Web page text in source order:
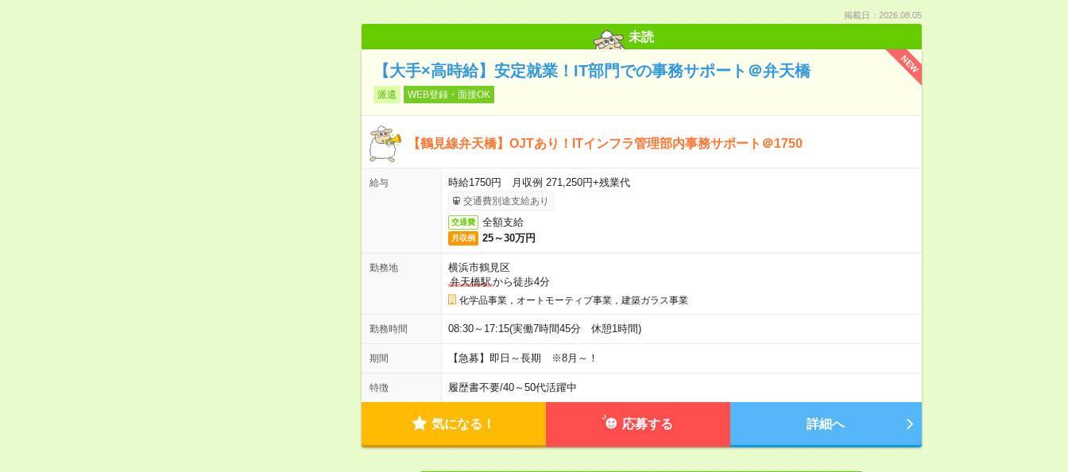
掲載日：2026.08.05
未読
NEW
【大手×高時給】安定就業！IT部門での事務サポート＠弁天橋
派遣 WEB登録・面接OK
【鶴見線弁天橋】OJTあり！ITインフラ管理部内事務サポート＠1750
給与 時給1750円 月収例 271,250円+残業代
交通費別途支給あり
交通費 全額支給
月収例 25～30万円
勤務地
横浜市鶴見区
弁天橋駅から徒歩4分
化学品事業，オートモーティブ事業，建築ガラス事業
勤務時間 08:30～17:15(実働7時間45分 休憩1時間)
期間 【急募】即日～長期 ※8月～！
特徴 履歴書不要/40～50代活躍中
気になる！ 応募する 詳細へ